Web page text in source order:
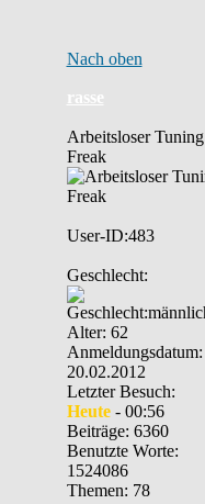
Nach oben
rasse
Arbeitsloser Tuning
Freak
User-ID:483
Geschlecht:
Alter: 62
Anmeldungsdatum:
20.02.2012
Letzter Besuch:
Heute- 00:56
Beiträge: 6360
Benutzte Worte:
1524086
Themen: 78